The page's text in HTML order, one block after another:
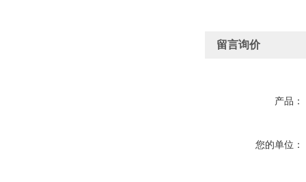
留言询价
产品：
您的单位：